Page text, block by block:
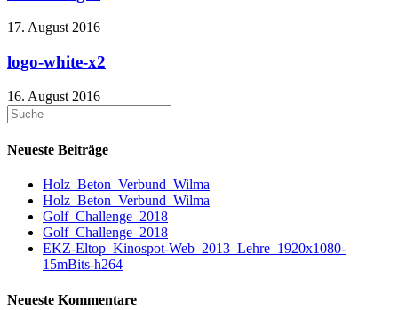
17. August 2016
logo-white-x2
16. August 2016
Neueste Beiträge
Holz_Beton_Verbund_Wilma
Holz_Beton_Verbund_Wilma
Golf_Challenge_2018
Golf_Challenge_2018
EKZ-Eltop_Kinospot-Web_2013_Lehre_1920x1080-
15mBits-h264
Neueste Kommentare